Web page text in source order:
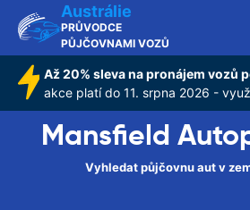
Austrálie
PRŮVODCE
PŮJČOVNAMI VOZŮ
Až 20% sleva na pronájem vozů
akce platí do 11. srpna 2026 -
Mansfield
Vyhledat půjčovnu aut v